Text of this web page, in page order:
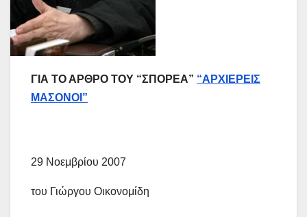
ΓΙΑ ΤΟ ΑΡΘΡΟ ΤΟΥ “ΣΠΟΡΕΑ” “ΑΡΧΙΕΡΕΙΣ
ΜΑΣΟΝΟΙ”
29 Νοεμβρίου 2007
του Γιώργου Οικονομίδη